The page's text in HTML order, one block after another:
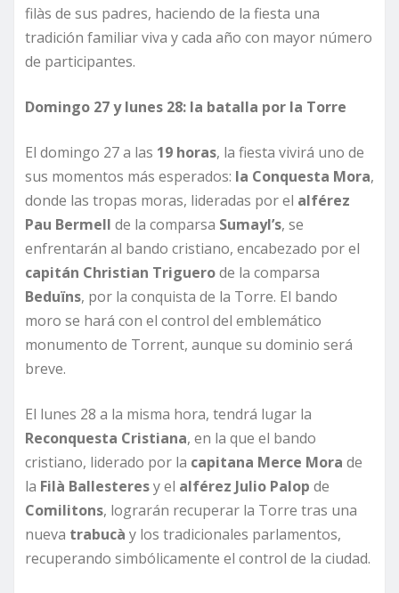
filàs de sus padres, haciendo de la fiesta una
tradición familiar viva y cada año con mayor número
de participantes.
Domingo 27 y lunes 28: la batalla por la Torre
El domingo 27 a las 19 horas, la fiesta vivirá uno de
sus momentos más esperados: la Conquesta Mora,
donde las tropas moras, lideradas por el alférez
Pau Bermell de la comparsa Sumayl’s, se
enfrentarán al bando cristiano, encabezado por el
capitán Christian Triguerode la comparsa
Beduïns, por la conquista de la Torre. El bando
moro se hará con el control del emblemático
monumento de Torrent, aunque su dominio será
breve.
El lunes 28 a la misma hora, tendrá lugar la
Reconquesta Cristiana, en la que el bando
cristiano, liderado por la capitana Merce Mora de
la Filà Ballesteresy el alférez Julio Palop de
Comilitons, lograrán recuperar la Torre tras una
nueva trabucà y los tradicionales parlamentos,
recuperando simbólicamente el control de la ciudad.